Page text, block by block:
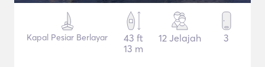
Kapal Pesiar Berlayar
43 ft
13 m
12 Jelajah 3